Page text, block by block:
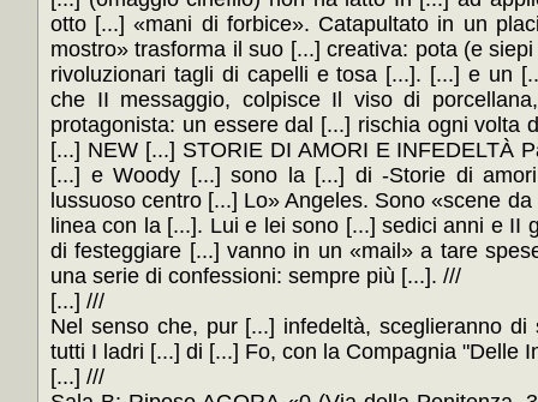
otto [...] «mani di forbice». Catapultato in un
mostro» trasforma il suo [...] creativa: pota (e
rivoluzionari tagli di capelli e tosa [...]. [...] e un
che II messaggio, colpisce Il viso di
protagonista: un essere dal [...] rischia ogni volta
[...] NEW [...] STORIE DI AMORI E INFEDELTÀ
[...] e Woody [...] sono la [...] di -Storie di
lussuoso centro [...] Lo» Angeles. Sono «scene
linea con la [...]. Lui e lei sono [...] sedici anni e II
di festeggiare [...] vanno in un «mail» a tare
una serie di confessioni: sempre più [...]. ///
[...] ///
Nel senso che, pur [...] infedeltà, sceglieranno
tutti I ladri [...] di [...] Fo, con la Compagnia "Delle
[...] ///